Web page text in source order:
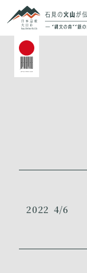
2022 4/6